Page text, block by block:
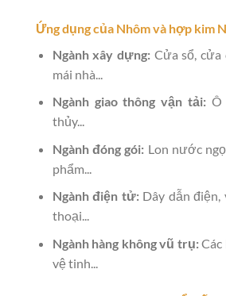
Ứng dụng của Nhôm và hợp kim
Ngành xây dựng: Cửa sổ, cửa
mái nhà...
Ngành giao thông vận tải: Ô
thủy...
Ngành đóng gói: Lon nước
phẩm...
Ngành điện tử:Dây dẫn điện,
thoại...
Ngành hàng không vũ trụ:Các
vệ tinh...